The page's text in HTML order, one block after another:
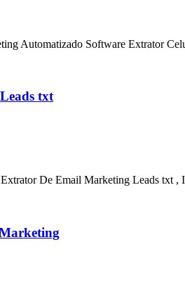
Automatizado Software Extrator
txt
De Email Marketing Leads txt ,